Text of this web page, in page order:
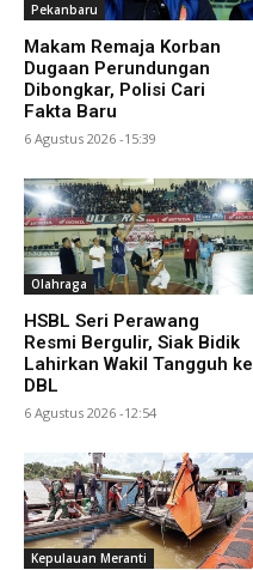
Pekanbaru
Makam Remaja Korban
Dugaan Perundungan
Dibongkar, Polisi Cari
Fakta Baru
6 Agustus 2026 -15:39
Olahraga
HSBL Seri Perawang
Resmi Bergulir, Siak Bidik
Lahirkan Wakil Tangguh ke
DBL
6 Agustus 2026 -12:54
Kepulauan Meranti